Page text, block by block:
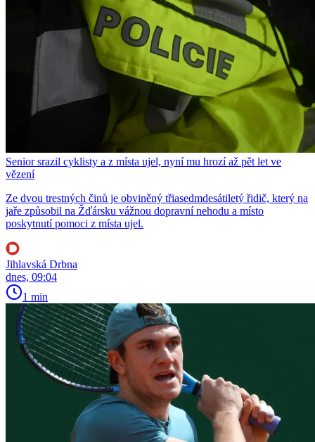
Senior srazil cyklisty a z místa ujel, nyní mu hrozí až pět let ve
vězení
Ze dvou trestných činů je obviněný třiasedmdesátiletý řidič, který na
jaře způsobil na Žďársku vážnou dopravní nehodu a místo
poskytnutí pomoci z místa ujel.
Jihlavská Drbna
dnes, 09:04
1 min